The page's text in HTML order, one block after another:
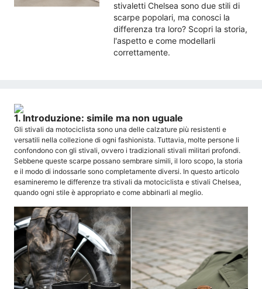
stivaletti Chelsea sono due stili di
scarpe popolari, ma conosci la
differenza tra loro? Scopri la storia,
l'aspetto e come modellarli
correttamente.
1. Introduzione: simile ma non uguale
Gli stivali da motociclista sono una delle calzature più resistenti e
versatili nella collezione di ogni fashionista. Tuttavia, molte persone li
confondono con gli stivali, ovvero i tradizionali stivali militari profondi.
Sebbene queste scarpe possano sembrare simili, il loro scopo, la storia
e il modo di indossarle sono completamente diversi. In questo articolo
esamineremo le differenze tra stivali da motociclista e stivali Chelsea,
quando ogni stile è appropriato e come abbinarli al meglio.